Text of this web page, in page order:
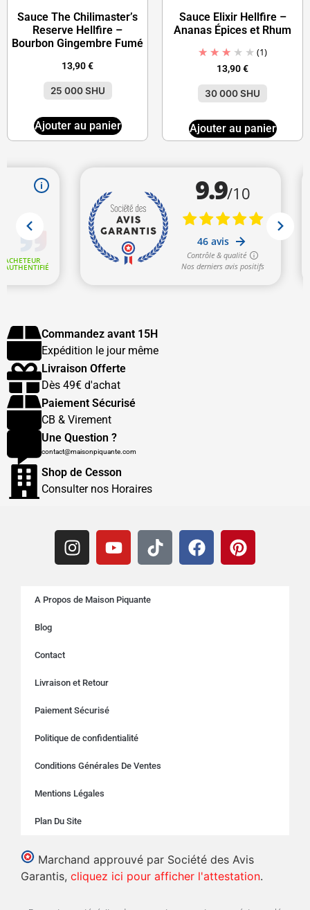
Sauce The Chilimaster’s
Reserve Hellfire –
Bourbon Gingembre Fumé
13,90€
25 000 SHU
Ajouter au panier
Sauce Elixir Hellfire –
Ananas Épices et Rhum
(1)
13,90€
30 000 SHU
Ajouter au panier
Commandez avant 15H
Expédition le jour même
Livraison Offerte
Dès 49€ d'achat
Paiement Sécurisé
CB & Virement
Une Question ?
contact@maisonpiquante.com
Shop de Cesson
Consulter nos Horaires
A Propos de Maison Piquante
Blog
Contact
Livraison et Retour
Paiement Sécurisé
Politique de confidentialité
Conditions Générales De Ventes
Mentions Légales
Plan Du Site
Marchand approuvé par Société des Avis
Garantis, cliquez ici pour afficher l'attestation.